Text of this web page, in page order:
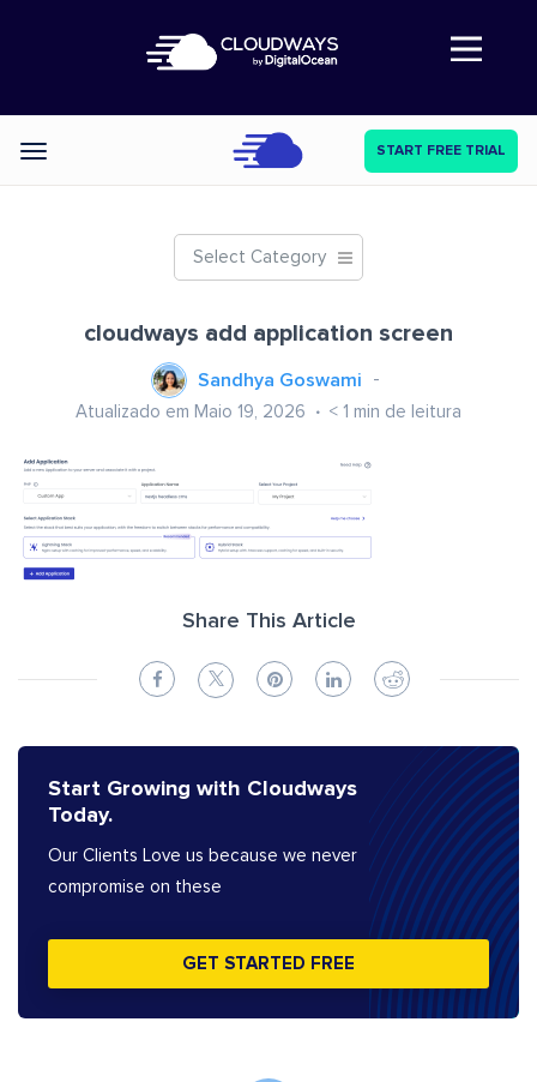
Abre a navegação
Categories START FREE TRIAL
Select Category
cloudways add application screen
Sandhya Goswami
Atualizado em Maio 19, 2026 < 1 min de leitura
Share This Article
Start Growing with Cloudways
Today.
Our Clients Love us because we never
compromise on these
GET STARTED FREE